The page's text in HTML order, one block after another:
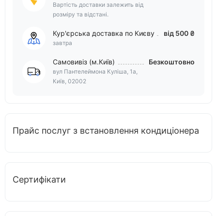
Вартість доставки залежить від
розміру та відстані.
Кур'єрська доставка по Києву
завтра
від 500 ₴
Самовивіз (м.Київ)
вул Пантелеймона Куліша, 1а,
Київ, 02002
Безкоштовно
Прайс послуг з встановлення кондиціонера
Сертифікати